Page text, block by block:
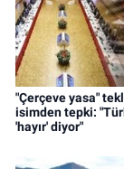
"Çerçeve yasa"
isimden tepki:
'hayır' diyor"